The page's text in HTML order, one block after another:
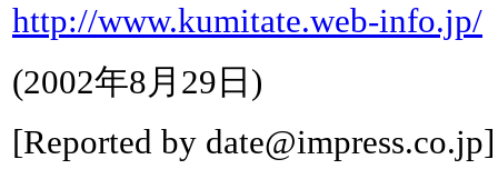
http://www.kumitate.web-info.jp/
(2002年8月29日 )
[Reported by date@impress.co.jp]